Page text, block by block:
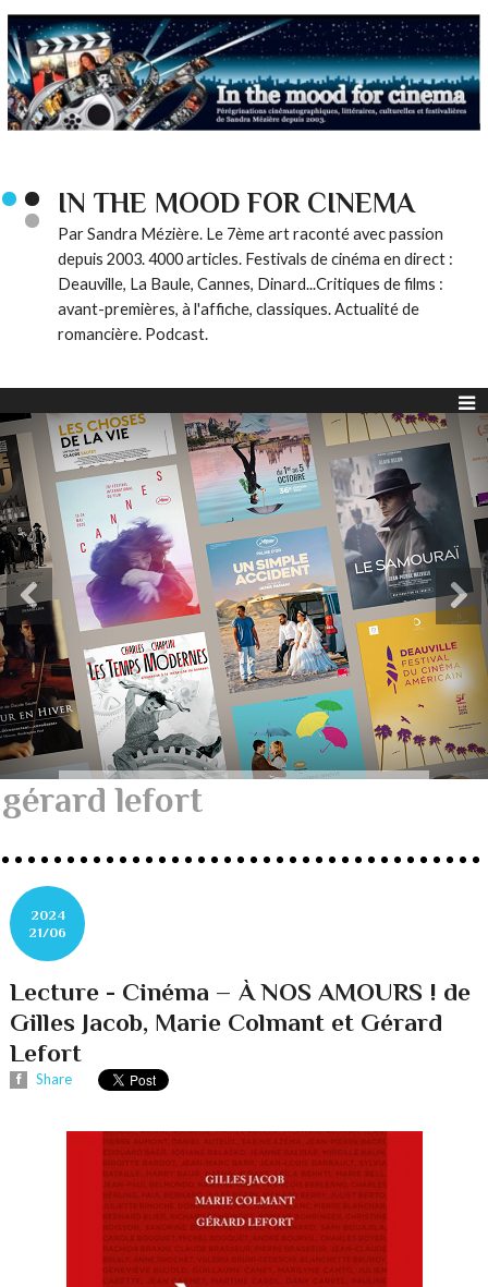
IN THE MOOD FOR CINEMA
Par Sandra Mézière. Le 7ème art raconté avec passion
depuis 2003. 4000 articles. Festivals de cinéma en direct :
Deauville, La Baule, Cannes, Dinard...Critiques de films :
avant-premières, à l'affiche, classiques. Actualité de
romancière. Podcast.
gérard lefort
2024
21/06
Lecture - Cinéma – À NOS AMOURS ! de
Gilles Jacob, Marie Colmant et Gérard
Lefort
Share